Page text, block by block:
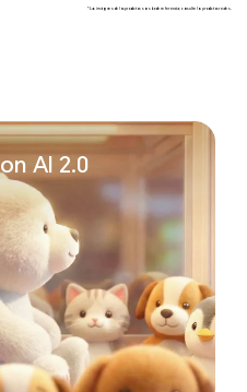
*Las imágenes de los productos son solo de referencia; consulte los productos reales.
AI 2.0